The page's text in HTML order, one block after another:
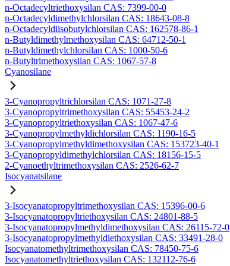
n-Octadecyltriethoxysilan CAS: 7399-00-0
n-Octadecyldimethylchlorsilan CAS: 18643-08-8
n-Octadecyldiisobutylchlorsilan CAS: 162578-86-1
n-Butyldimethylmethoxysilan CAS: 64712-50-1
n-Butyldimethylchlorsilan CAS: 1000-50-6
n-Butyltrimethoxysilan CAS: 1067-57-8
Cyanosilane
3-Cyanopropyltrichlorsilan CAS: 1071-27-8
3-Cyanopropyltrimethoxysilan CAS: 55453-24-2
3-Cyanopropyltriethoxysilan CAS: 1067-47-6
3-Cyanopropylmethyldichlorsilan CAS: 1190-16-5
3-Cyanopropylmethyldimethoxysilan CAS: 153723-40-1
3-Cyanopropyldimethylchlorsilan CAS: 18156-15-5
2-Cyanoethyltrimethoxysilan CAS: 2526-62-7
Isocyanatsilane
3-Isocyanatopropyltrimethoxysilan CAS: 15396-00-6
3-Isocyanatopropyltriethoxysilan CAS: 24801-88-5
3-Isocyanatopropylmethyldimethoxysilan CAS: 26115-72-0
3-Isocyanatopropylmethyldiethoxysilan CAS: 33491-28-0
Isocyanatomethyltrimethoxysilan CAS: 78450-75-6
Isocyanatomethyltriethoxysilan CAS: 132112-76-6